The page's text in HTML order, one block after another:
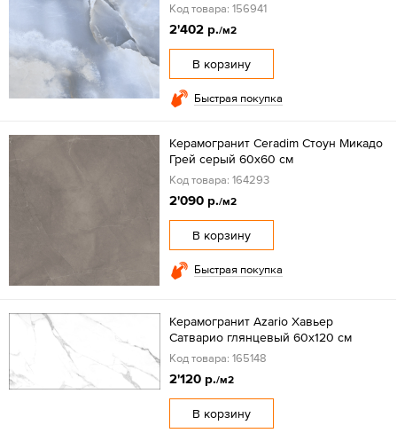
Код товара: 156941
2'402 р./м2
В корзину
Быстрая покупка
Керамогранит Ceradim Стоун Микадо
Грей серый 60x60 см
Код товара: 164293
2'090 р./м2
В корзину
Быстрая покупка
Керамогранит Azario Хавьер
Сатварио глянцевый 60x120 см
Код товара: 165148
2'120 р./м2
В корзину